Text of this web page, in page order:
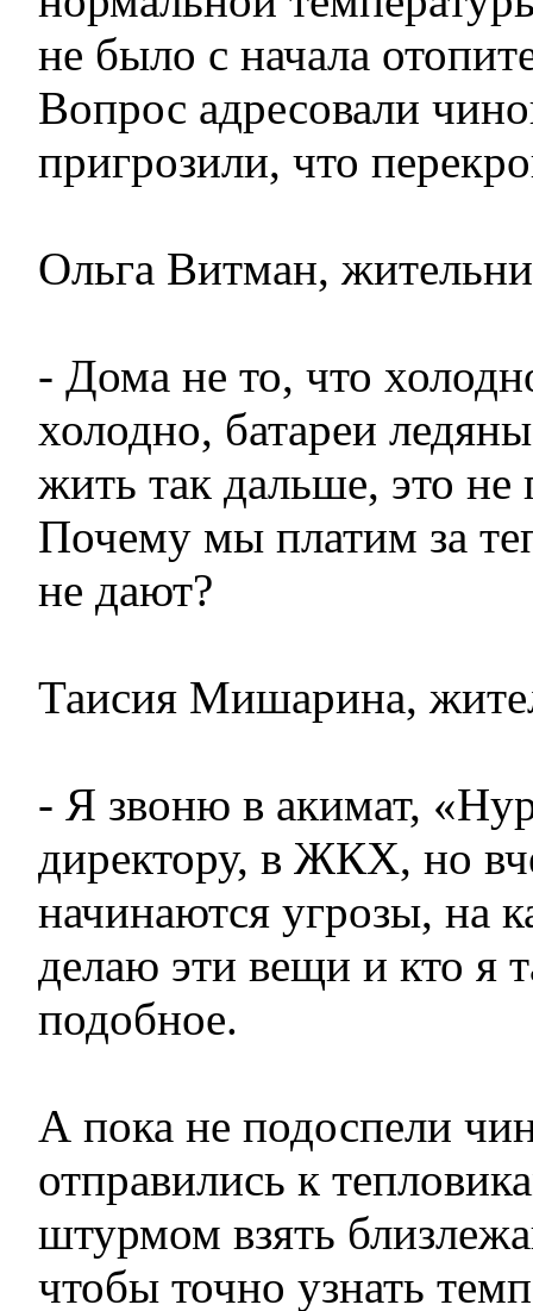
не было с начала
Вопрос адресовали
пригрозили, что
Ольга Витман,
- Дома не то, что
холодно, батареи
жить так дальше, это не
Почему мы платим за
не дают?
Таисия Мишарина,
- Я звоню в акимат,
директору, в ЖКХ, но
начинаются угрозы, на
делаю эти вещи и кто я
подобное.
А пока не подоспели
отправились к
штурмом взять
чтобы точно узнать